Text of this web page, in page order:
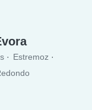
Estremoz